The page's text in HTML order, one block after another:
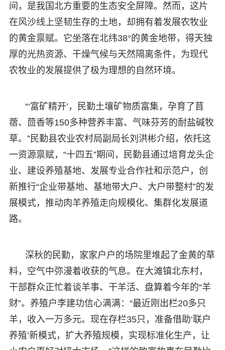
间，是我国北方重要的生态安全屏障。然而，这片
在风沙线上坚韧生存的土地，却拥有着发展农牧业
的黄金禀赋。它坐落在北纬38°的黄金地带，得天独
厚的光热资源、干燥气候与天然隔离条件，为现代
农牧业的发展提供了极为理想的自然环境。
“‘富矿精开’，民勤土壤矿物质富集，孕育了苜
蓿、茴香等150多种营养丰富、气味芬芳的耐盐碱牧
草。”民勤县农业农村局副局长刘洪彬介绍，依托这
一资源禀赋，“十四五”期间，民勤县通过培育龙头企
业、建设养殖基地、发展专业合作社和示范户，创
新推行“企业带基地、基地带大户、大户带整村”的发
展模式，推动肉羊养殖走向规模化、集群化发展道
路。
深秋的民勤，家家户户的场院里堆起了金黄的草
料，空气中弥漫着收获的气息。在大滩镇北东村，
干部群众正忙着谈羊事、干羊活、盘算着今年的“羊
财”。养殖户李建功信心满满：“最近刚出栏20多只
羊，收入一万多元。现在存栏35只，准备借助‘联户
养殖’新模式，扩大养殖规模，实现标准化生产，让